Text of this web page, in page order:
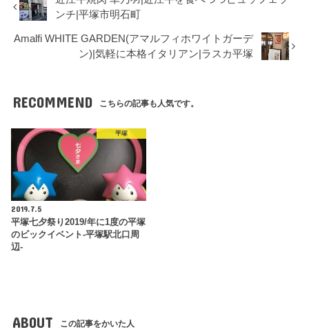
ンチ|平塚市明石町
Amalfi WHITE GARDEN(アマルフィホワイトガーデ
ン)|気軽に本格イタリアン|ラスカ平塚
RECOMMEND こちらの記事も人気です。
平塚
2019.7.5
平塚七夕祭り2019/年に1度の平塚
のビックイベント-平塚駅北口周
辺-
ABOUT この記事をかいた人